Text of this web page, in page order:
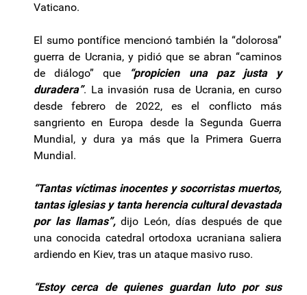
Vaticano.
El sumo pontífice mencionó también la “dolorosa”
guerra de Ucrania, y pidió que se abran “caminos
de diálogo” que
“propicien una paz justa y
duradera”. La invasión rusa de Ucrania, en curso
desde febrero de 2022, es el conflicto más
sangriento en Europa desde la Segunda Guerra
Mundial, y dura ya más que la Primera Guerra
Mundial.
“Tantas víctimas inocentes y socorristas muertos,
tantas iglesias y tanta herencia cultural devastada
por las llamas”,dijo León, días después de que
una conocida catedral ortodoxa ucraniana saliera
ardiendo en Kiev, tras un ataque masivo ruso.
“Estoy cerca de quienes guardan luto por sus